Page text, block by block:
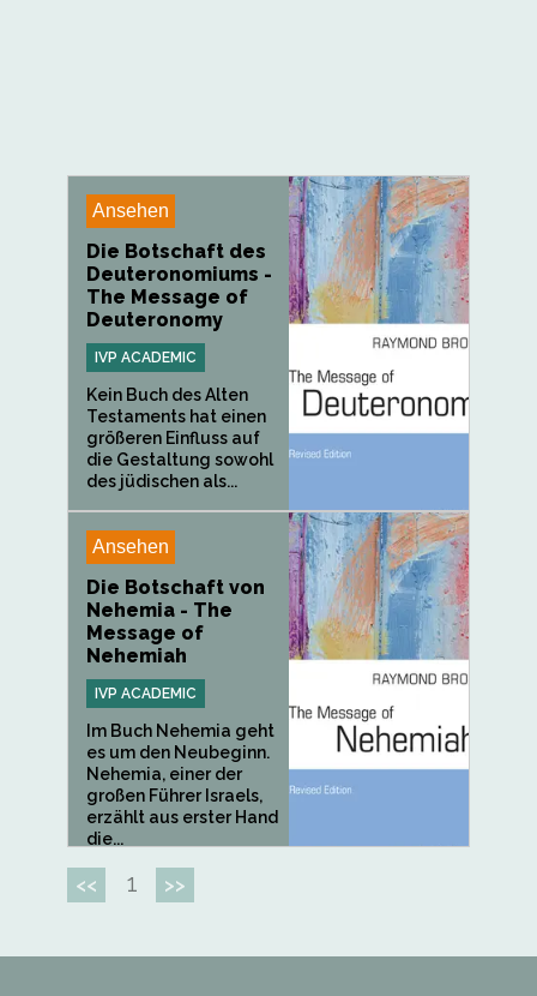
Ansehen
Die Botschaft des
Deuteronomiums -
The Message of
Deuteronomy
IVP ACADEMIC
Kein Buch des Alten
Testaments hat einen
größeren Einfluss auf
die Gestaltung sowohl
des jüdischen als...
Ansehen
Die Botschaft von
Nehemia - The
Message of
Nehemiah
IVP ACADEMIC
Im Buch Nehemia geht
es um den Neubeginn.
Nehemia, einer der
großen Führer Israels,
erzählt aus erster Hand
die...
<< 1 >>